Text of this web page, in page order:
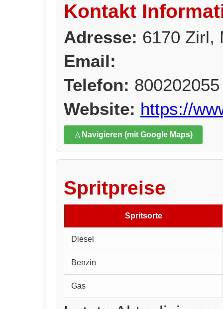
Kontakt
Adresse: 6170 Zirl,
Email:
Telefon: 800202055
Website: https://
Navigieren (mit Google Maps)
Spritpreise
Spritsorte
Diesel
Benzin
Gas